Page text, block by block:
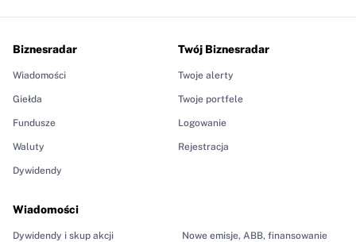
Biznesradar
Wiadomości
Giełda
Fundusze
Waluty
Dywidendy
Wiadomości
Dywidendy i skup akcji Nowe emisje, ABB, finansowanie
Twój Biznesradar
Twoje alerty
Twoje portfele
Logowanie
Rejestracja